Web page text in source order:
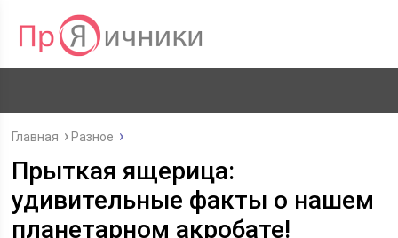
Главная Разное
Прыткая ящерица:
удивительные факты о нашем
планетарном акробате!